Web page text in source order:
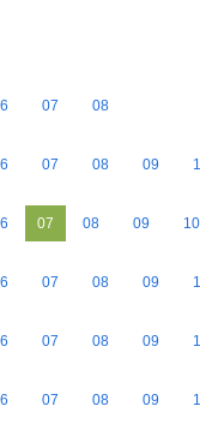
07 08
07 08 09
07 08 09 10
07 08 09
07 08 09
07 08 09